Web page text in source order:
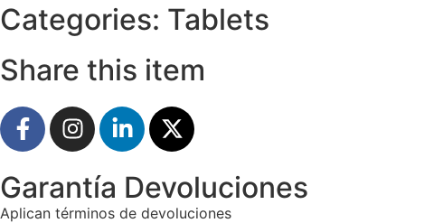
Categories: Tablets
Share this item
Garantía Devoluciones
Aplican términos de devoluciones